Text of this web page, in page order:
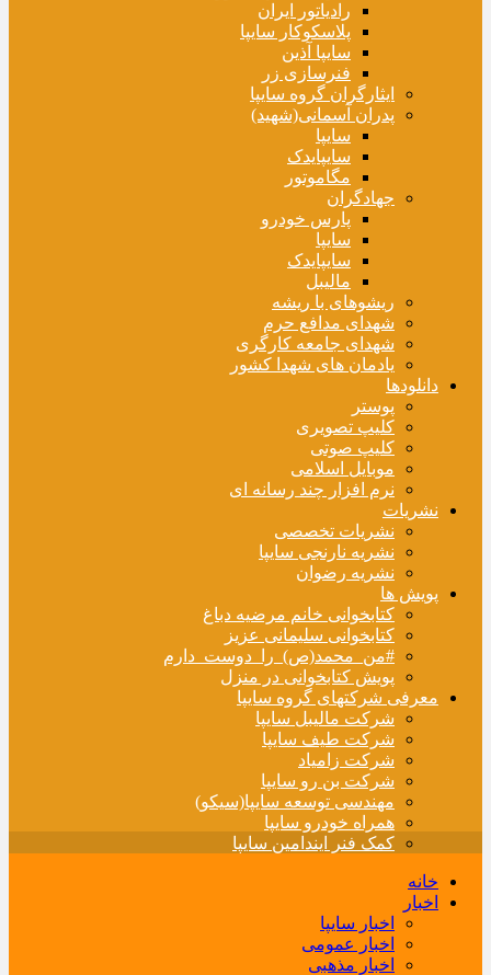
رادیاتور ایران
پلاسکوکار سایپا
سایپا آذین
فنرسازی زر
ایثارگران گروه سایپا
پدران آسمانی(شهید)
سایپا
سایپایدک
مگاموتور
جهادگران
پارس خودرو
سایپا
سایپایدک
مالیبل
ریشوهای با ریشه
شهدای مدافع حرم
شهدای جامعه کارگری
یادمان های شهدا کشور
دانلودها
پوستر
کلیپ تصویری
کلیپ صوتی
موبایل اسلامی
نرم افزار چند رسانه ای
نشریات
نشریات تخصصی
نشریه نارنجی سایپا
نشریه رضوان
پویش ها
کتابخوانی خانم مرضیه دباغ
کتابخوانی سلیمانی عزیز
#من_محمد(ص)_را_دوست_دارم
پویش کتابخوانی در منزل
معرفی شرکتهای گروه سایپا
شرکت مالیبل سایپا
شرکت طیف سایپا
شرکت زامیاد
شرکت بن رو سایپا
مهندسی توسعه سایپا(سیکو)
همراه خودرو سایپا
کمک فنر ایندامین سایپا
خانه
اخبار
اخبار سایپا
اخبار عمومی
اخبار مذهبی